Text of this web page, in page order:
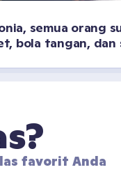
semua orang
bola tangan, dan
favorit Anda